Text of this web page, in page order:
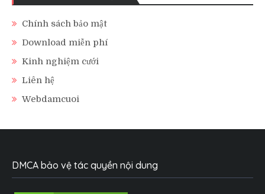
Chính sách bảo mật
Download miễn phí
Kinh nghiệm cưới
Liên hệ
Webdamcuoi
DMCA bảo vệ tác quyền nội dung